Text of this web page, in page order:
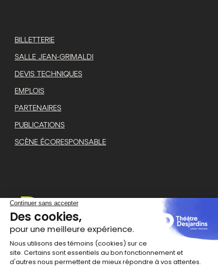
BILLETTERIE
SALLE JEAN-GRIMALDI
DEVIS TECHNIQUES
EMPLOIS
PARTENAIRES
PUBLICATIONS
SCÈNE ÉCORESPONSABLE